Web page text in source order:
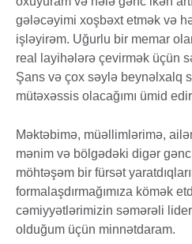
gələcəyimi xoşbəxt etmək və
işləyirəm. Uğurlu bir memar
real layihələrə çevirmək üçün
Şans və çox səylə beynəlxalq
mütəxəssis olacağımı ümid
Məktəbimə, müəllimlərimə,
mənim və bölgədəki digər
möhtəşəm bir fürsət
formalaşdırmağımıza kömək
cəmiyyətlərimizin səmərəli
olduğum üçün minnətdaram.